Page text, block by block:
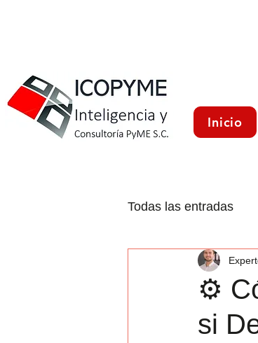
Inicio
Todas las entradas
CFDI 4.0
Jornada
⚙️
si